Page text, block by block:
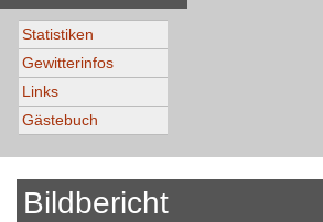
Statistiken
Gewitterinfos
Links
Gästebuch
Bildbericht